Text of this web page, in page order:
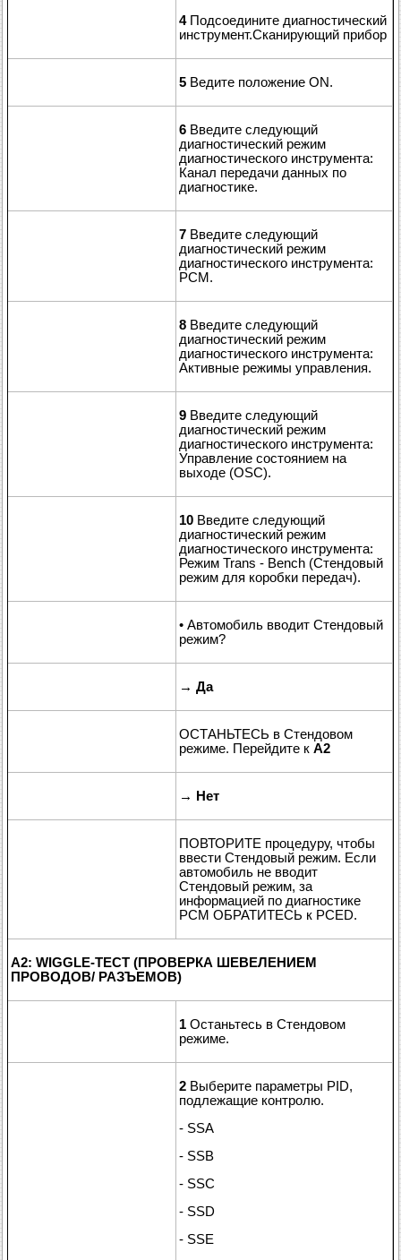
4 Подсоедините диагностический
инструмент.Сканирующий прибор
5 Ведите положение ON.
6 Введите следующий
диагностический режим
диагностического инструмента:
Канал передачи данных по
диагностике.
7 Введите следующий
диагностический режим
диагностического инструмента:
РСМ.
8 Введите следующий
диагностический режим
диагностического инструмента:
Активные режимы управления.
9 Введите следующий
диагностический режим
диагностического инструмента:
Управление состоянием на
выходе (OSC).
10 Введите следующий
диагностический режим
диагностического инструмента:
Режим Trans - Bench (Стендовый
режим для коробки передач).
• Автомобиль вводит Стендовый
режим?
→ Да
ОСТАНЬТЕСЬ в Стендовом
режиме. Перейдите к A2
→ Нет
ПОВТОРИТЕ процедуру, чтобы
ввести Стендовый режим. Если
автомобиль не вводит
Стендовый режим, за
информацией по диагностике
PCM ОБРАТИТЕСЬ к PCED.
A2: WIGGLE-ТЕСТ (ПРОВЕРКА ШЕВЕЛЕНИЕМ
ПРОВОДОВ/ РАЗЪЕМОВ)
1 Останьтесь в Стендовом
режиме.
2 Выберите параметры PID,
подлежащие контролю.
- SSA
- SSB
- SSC
- SSD
- SSE